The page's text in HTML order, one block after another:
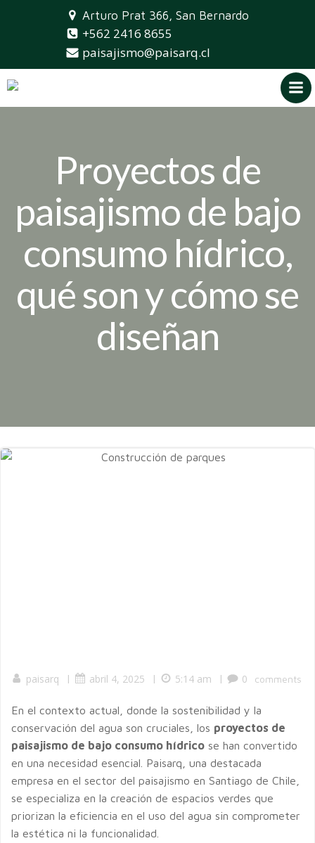
Saltar
al
contenido
Arturo Prat 366, San Bernardo
+562 2416 8655
paisajismo@paisarq.cl
Proyectos de
paisajismo de bajo
consumo hídrico,
qué son y cómo se
diseñan
paisarq | abril 4, 2025 | 5:14 am | 0 comments
En el contexto actual, donde la sostenibilidad y la
conservación del agua son cruciales, los proyectos de
paisajismo de bajo consumo hídrico se han convertido
en una necesidad esencial. Paisarq, una destacada
empresa en el sector del paisajismo en Santiago de Chile,
se especializa en la creación de espacios verdes que
priorizan la eficiencia en el uso del agua sin comprometer
la estética ni la funcionalidad.